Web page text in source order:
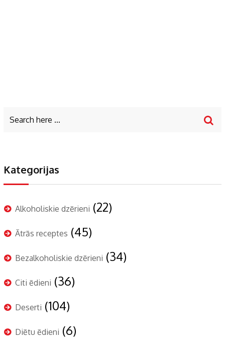
Kategorijas
Alkoholiskie dzērieni (22)
Ātrās receptes (45)
Bezalkoholiskie dzērieni (34)
Citi ēdieni (36)
Deserti (104)
Diētu ēdieni (6)